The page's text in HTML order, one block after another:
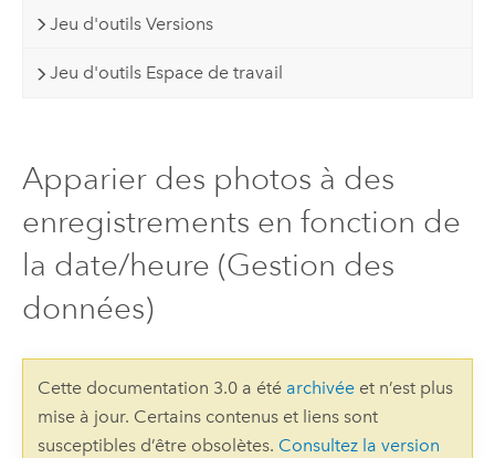
Jeu d'outils Versions
Jeu d'outils Espace de travail
Apparier des photos à des
enregistrements en fonction de
la date/heure (Gestion des
données)
Cette documentation 3.0 a été archivéeet n’est plus
mise à jour. Certains contenus et liens sont
susceptibles d’être obsolètes. Consultez la version